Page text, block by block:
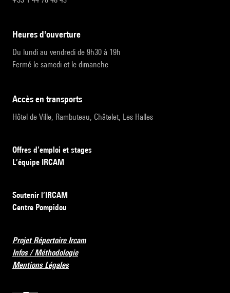
heures d'ouverture
Du lundi au vendredi de 9h30 à 19h
Fermé le samedi et le dimanche
accès en transports
Hôtel de Ville, Rambuteau, Châtelet, Les Halles
Offres d’emploi et stages
L’équipe IRCAM
Soutenir l’IRCAM
Centre Pompidou
Projet Répertoire Ircam
Infos / Méthodologie
Mentions Légales